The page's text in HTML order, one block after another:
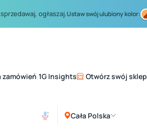
ogłaszaj.Ustaw swój ulubiony kolor:
zamówień 1G Insights Otwórz swój sklep
Cała Polska